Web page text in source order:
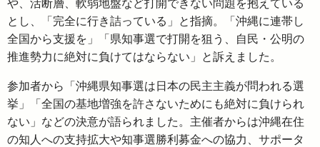
や、活断層、軟弱地盤など打開できない問題を抱えている
とし、「完全に行き詰っている」と指摘。「沖縄に連帯し
全国から支援を」「県知事選で打開を狙う、自民・公明の
推進勢力に絶対に負けてはならない」と訴えました。
参加者から「沖縄県知事選は日本の民主主義が問われる選
挙」「全国の基地増強を許さないためにも絶対に負けられ
ない」などの決意が語られました。主催者からは沖縄在住
の知人への支持拡大や知事選勝利募金への協力、サポータ